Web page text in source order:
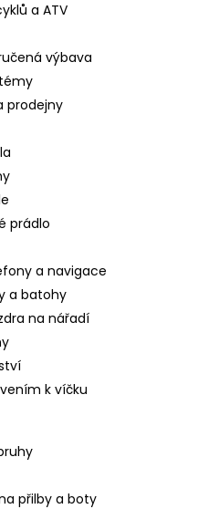
a ATV
výbava
prodejny
prádlo
a navigace
a batohy
na nářadí
k víčku
přilby a boty